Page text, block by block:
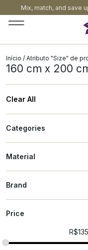
Mix, match, and save
Início / Atributo "Size" de
160 cm x 200
Clear All
Categories
Material
Brand
Price
R$